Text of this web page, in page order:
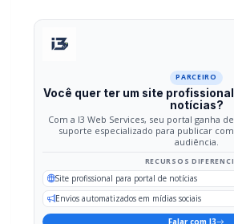
Tornado é registrado no
veja vídeo